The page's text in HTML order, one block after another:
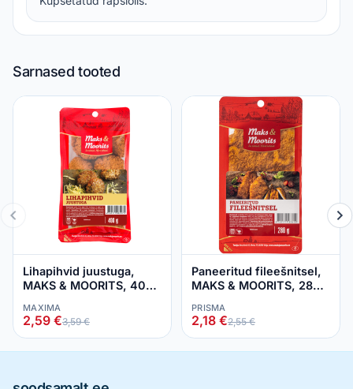
Sarnased tooted
Lihapihvid juustuga,
MAKS & MOORITS, 400
MAXIMA
2,59 €3,59 €
Paneeritud fileešnitsel,
MAKS & MOORITS, 280
PRISMA
2,18 €2,55 €